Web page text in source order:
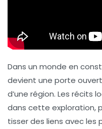
Dans un monde en
devient une porte
d’une région. Les récits
dans cette exploration,
tisser des liens avec